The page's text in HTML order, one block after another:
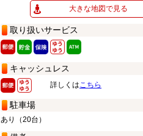
大きな地図で見る
取り扱いサービス
キャッシュレス
詳しくはこちら
駐車場
あり（20台）